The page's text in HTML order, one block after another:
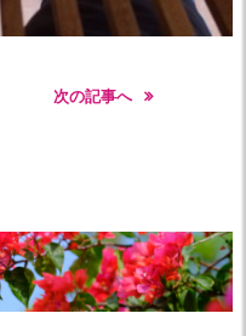
次の記事へ